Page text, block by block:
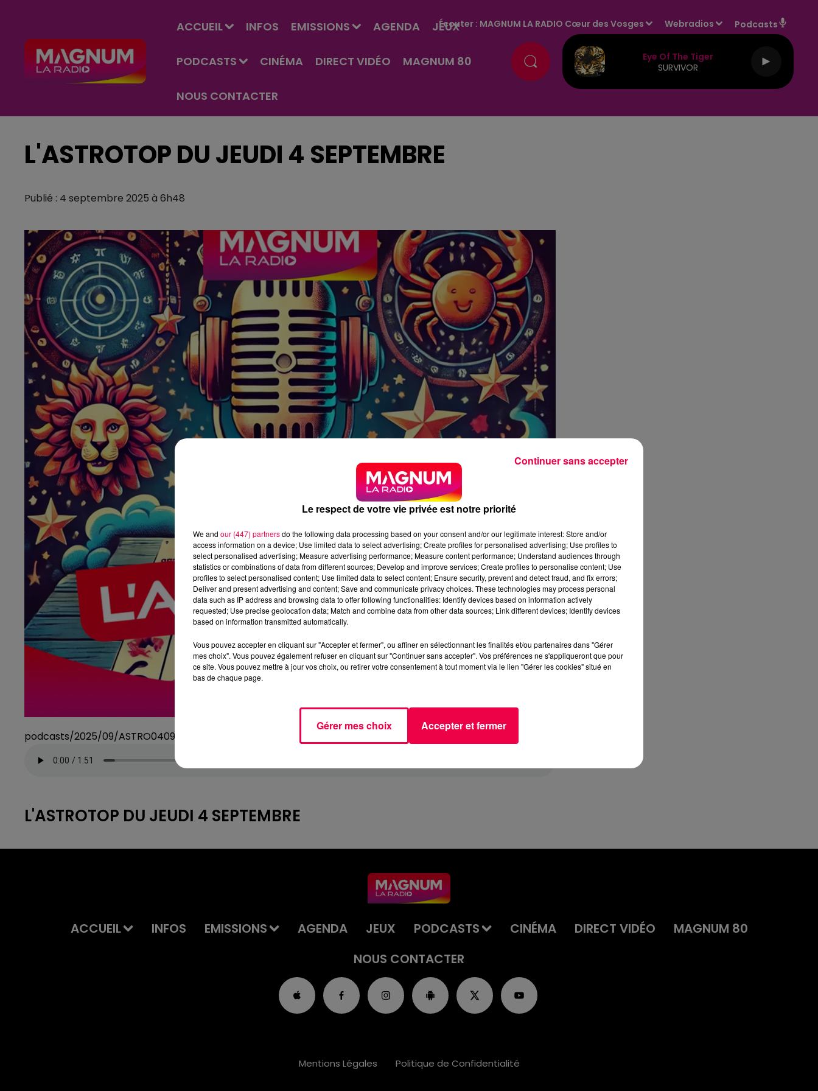
ACCUEIL INFOS EMISSIONS AGENDA JEUX
PODCASTS CINÉMA DIRECT VIDÉO MAGNUM 80
NOUS CONTACTER
Écouter : MAGNUM LA RADIO Cœur des Vosges Webradios Podcasts
Eye Of The Tiger
SURVIVOR
L'ASTROTOP DU JEUDI 4 SEPTEMBRE
Publié : 4 septembre 2025 à 6h48
podcasts/2025/09/ASTRO040925.mp3
L'ASTROTOP DU JEUDI 4 SEPTEMBRE
ACCUEIL INFOS EMISSIONS AGENDA JEUX PODCASTS CINÉMA DIRECT VIDÉO
MAGNUM 80
NOUS CONTACTER
Mentions Légales Politique de Confidentialité
Le respect de votre vie privée est notre priorité
We and our (447) partnersdo the following data processing based on your consent and/or our legitimate interest: Store and/or
access information on a device; Use limited data to select advertising; Create profiles for personalised advertising; Use profiles to
select personalised advertising; Measure advertising performance; Measure content performance; Understand audiences through
statistics or combinations of data from different sources; Develop and improve services; Create profiles to personalise content; Use
profiles to select personalised content; Use limited data to select content; Ensure security, prevent and detect fraud, and fix errors;
Deliver and present advertising and content; Save and communicate privacy choices. These technologies may process personal
data such as IP address and browsing data to offer following functionalities: Identify devices based on information actively
requested; Use precise geolocation data; Match and combine data from other data sources; Link different devices; Identify devices
based on information transmitted automatically.
Vous pouvez accepter en cliquant sur "Accepter et fermer", ou affiner en sélectionnant les finalités et/ou partenaires dans "Gérer
mes choix". Vous pouvez également refuser en cliquant sur "Continuer sans accepter". Vos préférences ne s'appliqueront que pour
ce site. Vous pouvez mettre à jour vos choix, ou retirer votre consentement à tout moment via le lien "Gérer les cookies" situé en
bas de chaque page.
Gérer mes choix Accepter et fermer
Continuer sans accepter